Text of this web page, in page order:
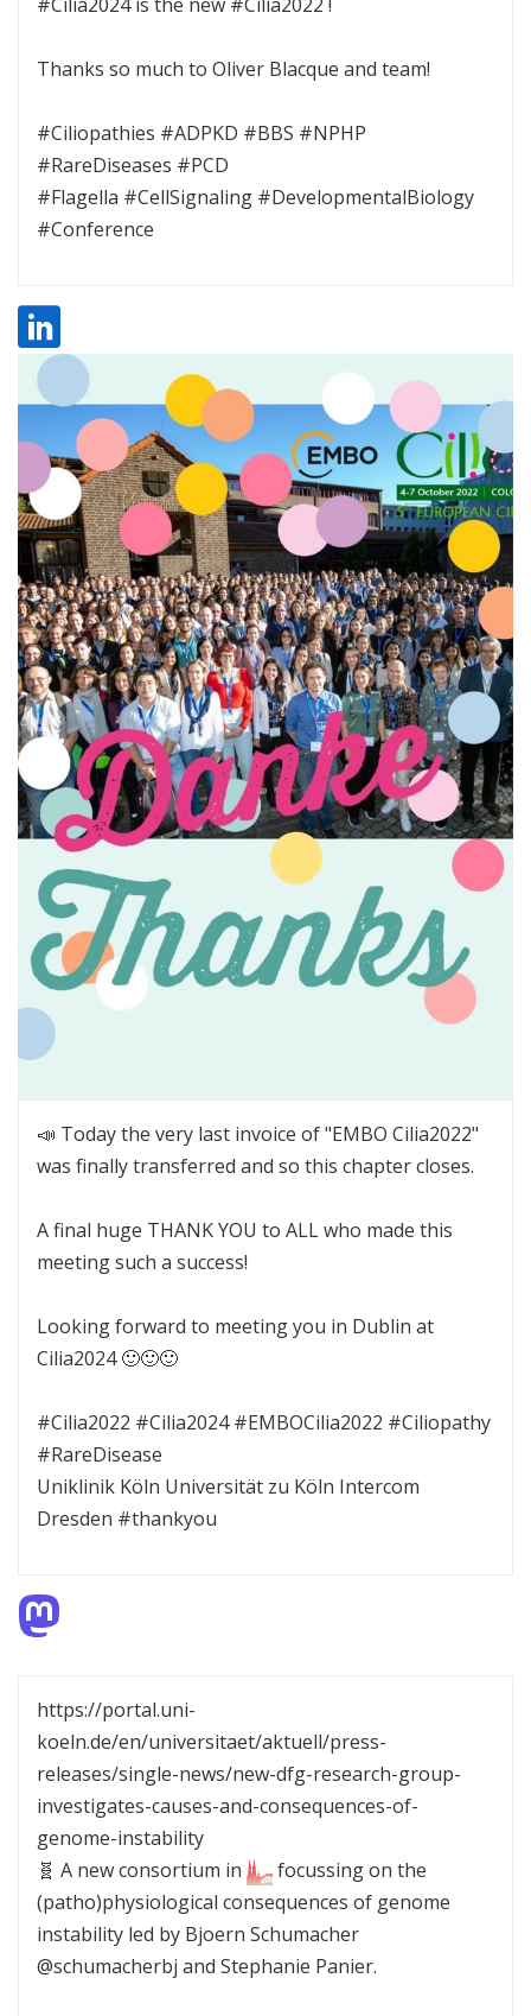
Thanks so much to Oliver Blacque and team!
#Ciliopathies #ADPKD #BBS #NPHP
#RareDiseases #PCD
#Flagella #CellSignaling #DevelopmentalBiology
#Conference
📣 Today the very last invoice of "EMBO Cilia2022"
was finally transferred and so this chapter closes.
A final huge THANK YOU to ALL who made this
meeting such a success!
Looking forward to meeting you in Dublin at
Cilia2024 🙂🙂🙂
#Cilia2022 #Cilia2024 #EMBOCilia2022 #Ciliopathy
#RareDisease
Uniklinik Köln Universität zu Köln Intercom
Dresden #thankyou
https://portal.uni-
koeln.de/en/universitaet/aktuell/press-
releases/single-news/new-dfg-research-group-
investigates-causes-and-consequences-of-
genome-instability
🧬 A new consortium in
focussing on the
(patho)physiological consequences of genome
instability led by Bjoern Schumacher
@schumacherbj and Stephanie Panier.